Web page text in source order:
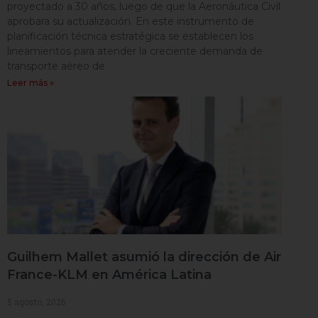
proyectado a 30 años, luego de que la Aeronáutica Civil
aprobara su actualización. En este instrumento de
planificación técnica estratégica se establecen los
lineamientos para atender la creciente demanda de
transporte aéreo de
Leer más »
Guilhem Mallet asumió la dirección de Air
France-KLM en América Latina